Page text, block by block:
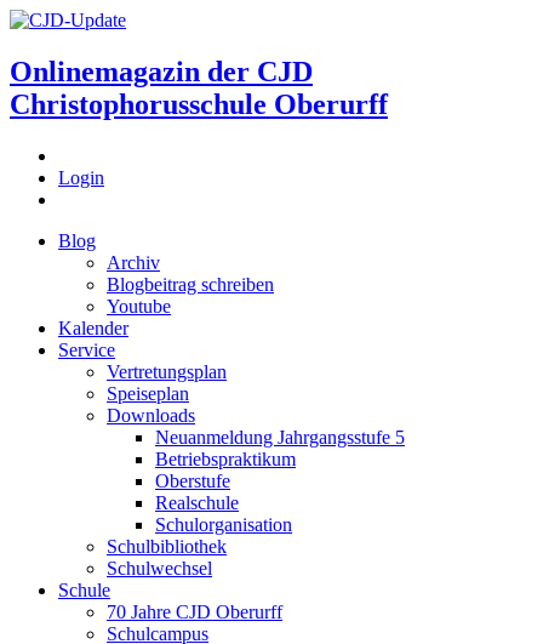
Onlinemagazin der CJD
Christophorusschule Oberurff
Login
Blog
Archiv
Blogbeitrag schreiben
Youtube
Kalender
Service
Vertretungsplan
Speiseplan
Downloads
Neuanmeldung Jahrgangsstufe 5
Betriebspraktikum
Oberstufe
Realschule
Schulorganisation
Schulbibliothek
Schulwechsel
Schule
70 Jahre CJD Oberurff
Schulcampus